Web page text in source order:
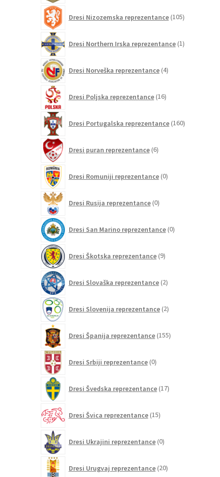
Dresi Nizozemska reprezentance 105izdelkov
Dresi Northern Irska reprezentance 1izdelek
Dresi Norveška reprezentance 4izdelki
Dresi Poljska reprezentance 16izdelkov
Dresi Portugalska reprezentance 160izdelkov
Dresi puran reprezentance 6izdelkov
Dresi Romuniji reprezentance 0izdelkov
Dresi Rusija reprezentance 0izdelkov
Dresi San Marino reprezentance 0izdelkov
Dresi Škotska reprezentance 9izdelkov
Dresi Slovaška reprezentance 2izdelka
Dresi Slovenija reprezentance 2izdelka
Dresi Španija reprezentance 155izdelkov
Dresi Srbiji reprezentance 0izdelkov
Dresi Švedska reprezentance 17izdelkov
Dresi Švica reprezentance 15izdelkov
Dresi Ukrajini reprezentance 0izdelkov
Dresi Urugvaj reprezentance 20izdelkov